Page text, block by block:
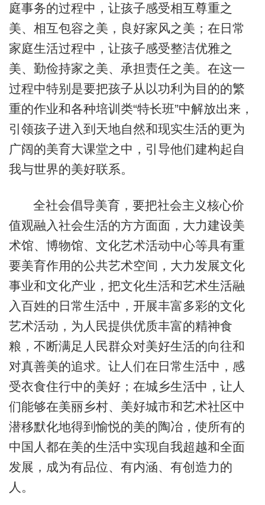
庭事务的过程中，让孩子感受相互尊重之
美、相互包容之美，良好家风之美；在日常
家庭生活过程中，让孩子感受整洁优雅之
美、勤俭持家之美、承担责任之美。在这一
过程中特别是要把孩子从以功利为目的的繁
重的作业和各种培训类“特长班”中解放出来，
引领孩子进入到天地自然和现实生活的更为
广阔的美育大课堂之中，引导他们建构起自
我与世界的美好联系。
全社会倡导美育，要把社会主义核心价
值观融入社会生活的方方面面，大力建设美
术馆、博物馆、文化艺术活动中心等具有重
要美育作用的公共艺术空间，大力发展文化
事业和文化产业，把文化生活和艺术生活融
入百姓的日常生活中，开展丰富多彩的文化
艺术活动，为人民提供优质丰富的精神食
粮，不断满足人民群众对美好生活的向往和
对真善美的追求。让人们在日常生活中，感
受衣食住行中的美好；在城乡生活中，让人
们能够在美丽乡村、美好城市和艺术社区中
潜移默化地得到愉悦的美的陶冶，使所有的
中国人都在美的生活中实现自我超越和全面
发展，成为有品位、有内涵、有创造力的
人。